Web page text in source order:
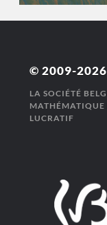
© 2009-2026
LA SOCIÉTÉ
MATHÉMATIQUE
LUCRATIF